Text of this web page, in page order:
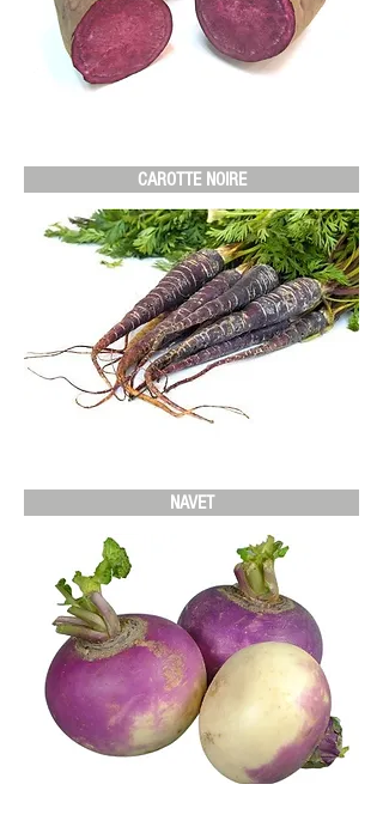
CAROTTE NOIRE
NAVET